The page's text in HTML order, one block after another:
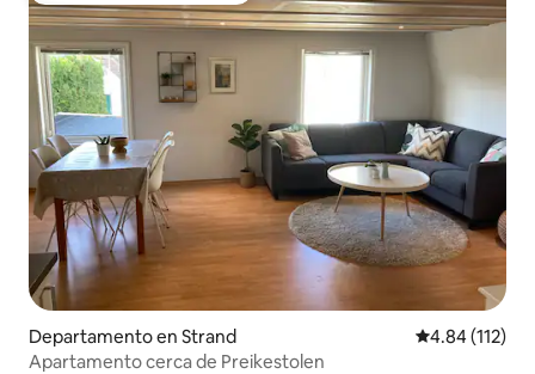
Departamento en Strand Calificación
4.84 (112)
Apartamento cerca de Preikestolen